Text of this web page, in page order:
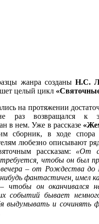
жанра созданыН.С.
целый цикл
на протяжении
раз возвращался к
в нем. Уже в рассказе
сборник, в ходе спора
любезно описывают
рассказам: «От
требуется, чтобы он был
вечера – от Рождества
нибудь фантастичен, имел
чтобы он оканчивался
событий бывает
выдумывать и сочинять